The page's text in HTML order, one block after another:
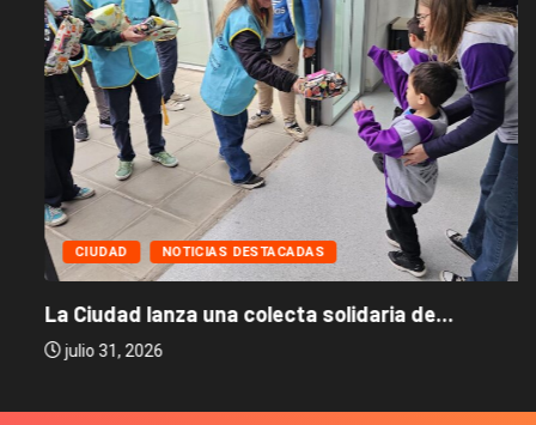
CIUDAD NOTICIAS DESTACADAS
La Ciudad lanza una colecta solidaria de...
julio 31, 2026